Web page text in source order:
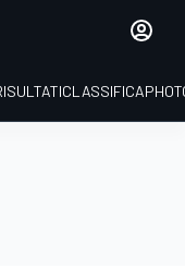
CLASSIFICA